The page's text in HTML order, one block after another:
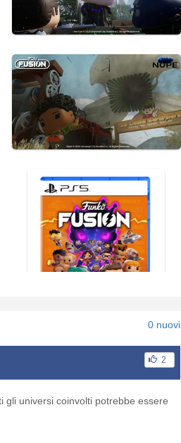
0 nuovi
2
gli universi coinvolti potrebbe essere